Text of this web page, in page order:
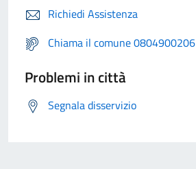
Richiedi Assistenza
Chiama il comune 0804900206
Problemi in città
Segnala disservizio